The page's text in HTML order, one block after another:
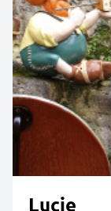
Lucie